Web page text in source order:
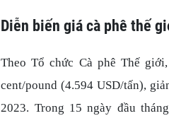
Diễn biến giá cà phê thế
Theo Tổ chức Cà phê Thế
cent/pound (4.594 USD/tấn),
2023. Trong 15 ngày đầu